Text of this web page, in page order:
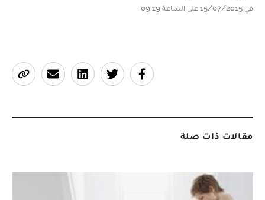
في 15/07/2015 على الساعة 09:19
مقالات ذات صلة